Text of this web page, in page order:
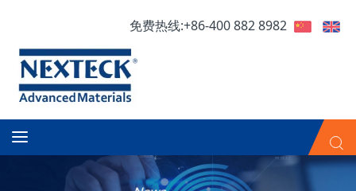
免费热线:+86-400 882 8982